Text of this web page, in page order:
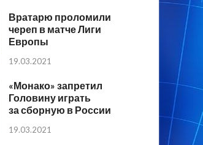
Вратарю проломили
череп в матче Лиги
Европы
19.03.2021
«Монако» запретил
Головину играть
за сборную в России
19.03.2021